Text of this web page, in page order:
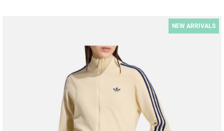
NEW ARRIVALS